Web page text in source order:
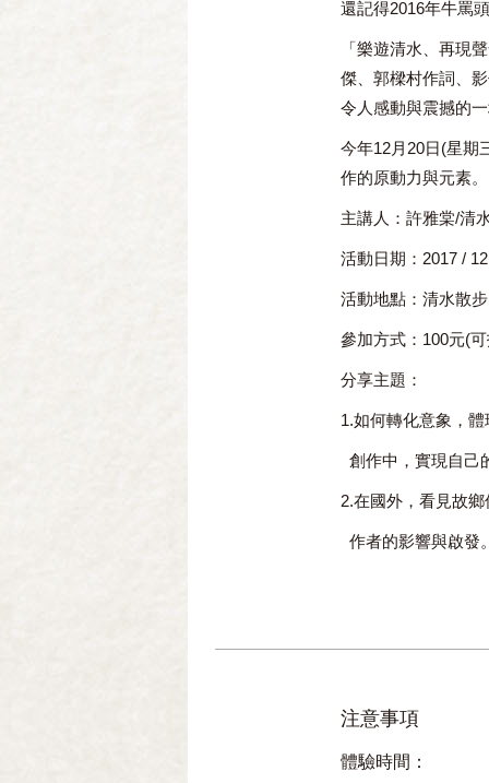
還記得2016年牛罵
「樂遊清水、再現
傑、郭樑村作詞、
令人感動與震撼的
今年12月20日(星期
作的原動力與元素。
主講人： 許雅棠/清
活動日期 ：2017 /
活動地點 ：清水散
參加方式： 100元(
分享主題：
1.如何轉化意象，
創作中，實現自己
2.在國外，看見故
作者的影響與啟發
注意事項
體驗時間：